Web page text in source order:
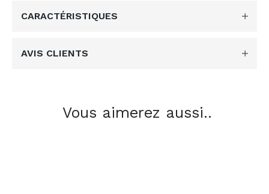
CARACTÉRISTIQUES
AVIS CLIENTS
Vous aimerez aussi..